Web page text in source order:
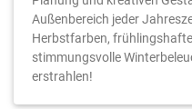
Außenbereich jeder
Herbstfarben,
stimmungsvolle
erstrahlen!